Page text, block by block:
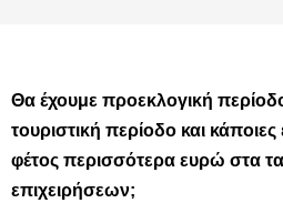
Θα έχουμε προεκλογική
τουριστική περίοδο και
φέτος περισσότερα ευρώ στα
επιχειρήσεων;